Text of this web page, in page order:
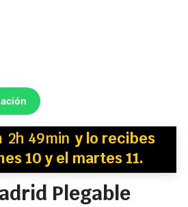
2h 49min y lo recibes
10 y el martes 11.
Plegable